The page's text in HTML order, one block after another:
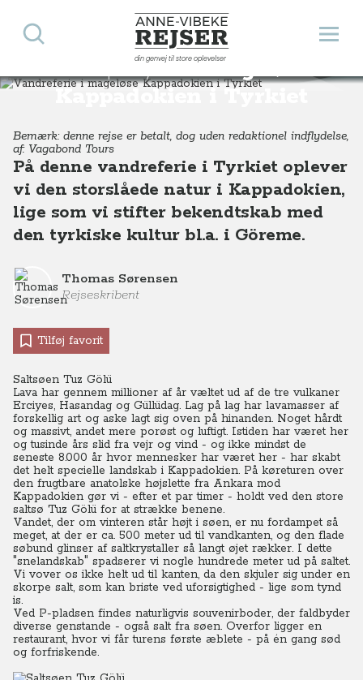
Anne-Vibeke Rejser
din genvej til store oplevelser
Åbn
Søg
Vandreferie i mageløse
Kappadokien i Tyrkiet
Destinationer Europa Tyrkiet Vandreferie i mageløse Kappadokien i Tyrkiet
Bemærk: denne rejse er betalt, dog uden redaktionel indflydelse,
af: Vagabond Tours
På denne vandreferie i Tyrkiet oplever
vi den storslåede natur i Kappadokien,
lige som vi stifter bekendtskab med
den tyrkiske kultur bl.a. i Göreme.
Thomas Sørensen
Rejseskribent
Tilføj favorit
Saltsøen Tuz Gölü
Lava har gennem millioner af år væltet ud af de tre vulkaner
Erciyes, Hasandag og Güllüdag. Lag på lag har lavamasser af
forskellig art og aske lagt sig oven på hinanden. Noget hårdt
og massivt, andet mere porøst og luftigt. Istiden har været her
og tusinde års slid fra vejr og vind - og ikke mindst de
seneste 8.000 år hvor mennesker har været her - har skabt
det helt specielle landskab i Kappadokien. På køreturen over
den frugtbare anatolske højslette fra Ankara mod
Kappadokien gør vi - efter et par timer - holdt ved den store
saltsø Tuz Gölü for at strække benene.
Vandet, der om vinteren står højt i søen, er nu fordampet så
meget, at der er ca. 500 meter ud til vandkanten, og den flade
søbund glinser af saltkrystaller så langt øjet rækker. I dette
"snelandskab" spadserer vi nogle hundrede meter ud på saltet.
Vi vover os ikke helt ud til kanten, da den skjuler sig under en
skorpe salt, som kan briste ved uforsigtighed - lige som tynd
is.
Ved P-pladsen findes naturligvis souvenirboder, der faldbyder
diverse genstande - også salt fra søen. Overfor ligger en
restaurant, hvor vi får turens første æblete - på én gang sød
og forfriskende.